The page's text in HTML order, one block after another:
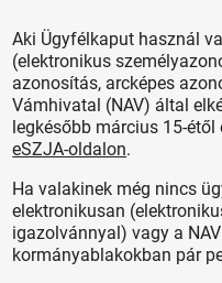
Aki Ügyfélkaput használ
(elektronikus
azonosítás, arcképes
Vámhivatal (NAV) által
legkésőbb március 15-
eSZJA-oldalon.
Ha valakinek még nincs
elektronikusan
igazolvánnyal) vagy a
kormányablakokban pár